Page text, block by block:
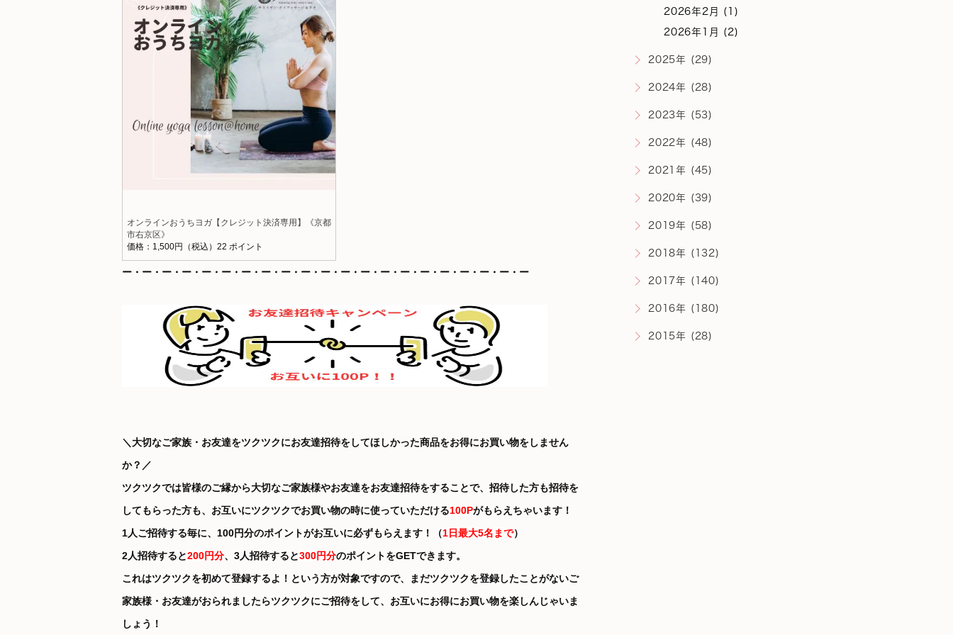
オンラインおうちヨガ【クレジット決済専用】《京都
市右京区》
価格：1,500円（税込）22 ポイント
ー・ー・ー・ー・ー・ー・ー・ー・ー・ー・ー・ー・ー・ー・ー・ー・ー・ー・ー・ー・ー
＼大切なご家族・お友達をツクツクにお友達招待をしてほしかった商品をお得にお買い物をしません
か？／
ツクツクでは皆様のご縁から大切なご家族様やお友達をお友達招待をすることで、招待した方も招待を
してもらった方も、お互いにツクツクでお買い物の時に使っていただける100Pがもらえちゃいます！
1人ご招待する毎に、100円分のポイントがお互いに必ずもらえます！（1日最大5名まで）
2人招待すると200円分、3人招待すると300円分のポイントをGETできます。
これはツクツクを初めて登録するよ！という方が対象ですので、まだツクツクを登録したことがないご
家族様・お友達がおられましたらツクツクにご招待をして、お互いにお得にお買い物を楽しんじゃいま
しょう！
2026年2月 (1)
2026年1月 (2)
2025年 (29)
2024年 (28)
2023年 (53)
2022年 (48)
2021年 (45)
2020年 (39)
2019年 (58)
2018年 (132)
2017年 (140)
2016年 (180)
2015年 (28)